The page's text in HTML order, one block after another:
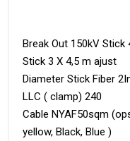
Break Out 150kV Stick
Stick 3 X 4,5 m ajust
Diameter Stick Fiber
LLC ( clamp) 240
Cable NYAF50sqm
yellow, Black, Blue )